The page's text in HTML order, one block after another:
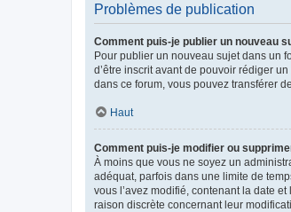
Problèmes de publication
Comment puis-je publier un nouveau
Pour publier un nouveau sujet dans un
d’être inscrit avant de pouvoir rédiger
dans ce forum, vous pouvez transférer
Haut
Comment puis-je modifier ou
À moins que vous ne soyez un
adéquat, parfois dans une limite de
vous l’avez modifié, contenant la date
raison discrète concernant leur